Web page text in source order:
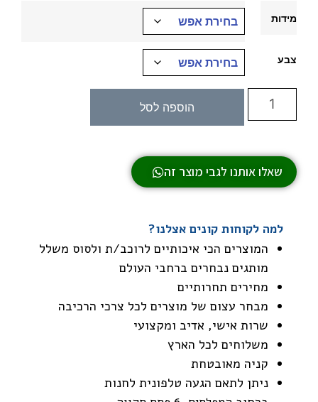
מידות
צבע
הוספה לסל
שאלו אותנו לגבי מוצר זה
למה לקוחות קונים אצלנו?
המוצרים הכי איכותיים לרוכב/ת ולסוס משלל
מותגים נבחרים ברחבי העולם
מחירים תחרותיים
מבחר עצום של מוצרים לכל צרכי הרכיבה
שרות אישי, אדיב ומקצועי
משלוחים לכל הארץ
קניה מאובטחת
ניתן לתאם הגעה טלפונית לחנות